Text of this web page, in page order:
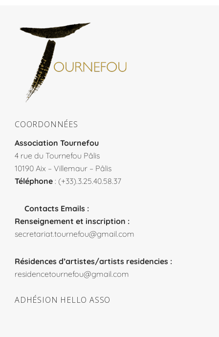
COORDONNÉES
Association Tournefou
4 rue du Tournefou Pâlis
10190 Aix – Villemaur – Pâlis
Téléphone : (+33).3.25.40.58.37
Contacts Emails :
Renseignement et inscription :
secretariat.tournefou@gmail.com
Résidences d’artistes/artists residencies :
residencetournefou@gmail.com
ADHÉSION HELLO ASSO